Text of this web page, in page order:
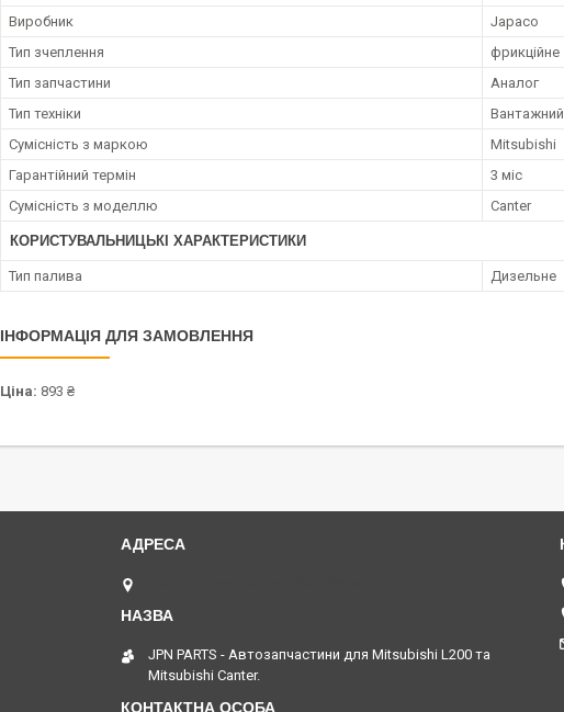
Виробник
Japaco
Тип зчеплення
фрикційне
Тип запчастини
Аналог
Тип техніки
Сумісність з маркою
Mitsubishi
Гарантійний термін
3 міс
Сумісність з моделлю
Canter
КОРИСТУВАЛЬНИЦЬКІ ХАРАКТЕРИСТИКИ
Тип палива Дизельне
ІНФОРМАЦІЯ ДЛЯ ЗАМОВЛЕННЯ
Ціна: 893 ₴
JPN PARTS - Автозапчастини для Mitsubishi L200 та
Mitsubishi Canter.